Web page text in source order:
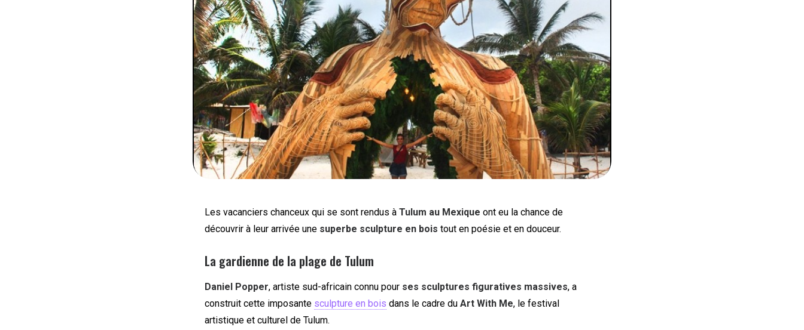
Les vacanciers chanceux qui se sont rendus à Tulum au Mexique ont eu la chance de
découvrir à leur arrivée une superbe sculpture en bois tout en poésie et en douceur.
La gardienne de la plage de Tulum
Daniel Popper, artiste sud-africain connu pour ses sculptures figuratives massives, a
construit cette imposante sculpture en bois dans le cadre du Art With Me, le festival
artistique et culturel de Tulum.